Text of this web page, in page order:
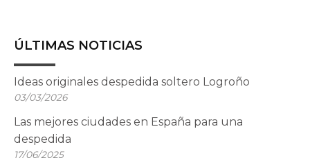
ÚLTIMAS NOTICIAS
Ideas originales despedida soltero Logroño
03/03/2026
Las mejores ciudades en España para una
despedida
17/06/2025